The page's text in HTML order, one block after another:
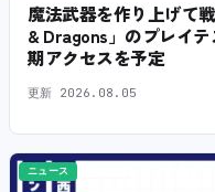
魔法武器を作り上げて
& Dragons」のプレイ
期アクセスを予定
更新 2026.08.05
ニュース